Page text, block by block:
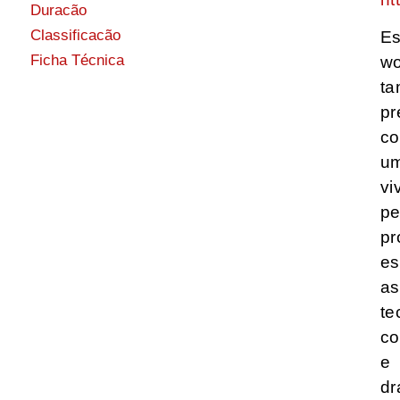
Duracão
Classificacão
Ficha Técnica
as
e